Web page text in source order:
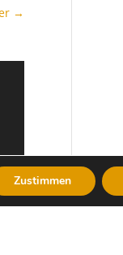
→
Zustimmen